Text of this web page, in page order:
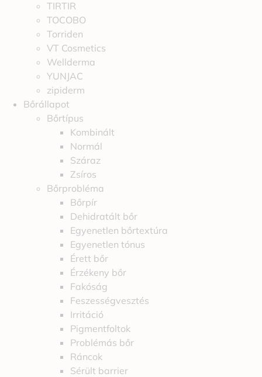
TIRTIR
TOCOBO
Torriden
VT Cosmetics
Wellderma
YUNJAC
zipiderm
Bőrállapot
Bőrtípus
Kombinált
Normál
Száraz
Zsíros
Bőrprobléma
Bőrpír
Dehidratált bőr
Egyenetlen bőrtextúra
Egyenetlen tónus
Érett bőr
Érzékeny bőr
Fakóság
Feszességvesztés
Irritáció
Pigmentfoltok
Problémás bőr
Ráncok
Sérült barrier